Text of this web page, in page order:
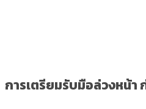
การเตรียมรับมือล่วงหน้า